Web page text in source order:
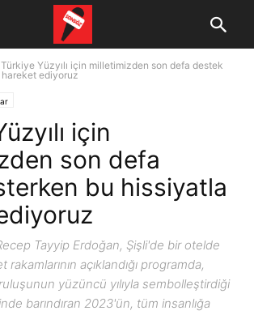
Türkiye Yüzyılı için milletimizden son defa destek
ediyoruz
için
son defa
bu hissiyatla
Tayyip Erdoğan, Şişli'de bir otelde
rakamlarının açıklandığı programda,
yüzüncü yılıyla sembolleştirdiği
barındıran 2023'ün, tüm insanlığa